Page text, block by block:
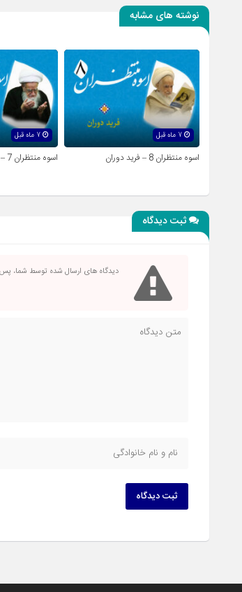
نوشته های مشابه
7 ماه قبل
اسوه منتظران 8 – فرید دوران
7 ماه قبل
اسوه منتظران 7 – حالات دعا
ثبت دیدگاه
دیدگاه های ارسال شده توسط شما،
ثبت دیدگاه